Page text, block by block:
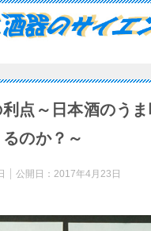
点～日本酒のう
のか？～
公開日： 2017年4月23日